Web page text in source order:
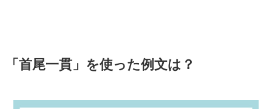
「首尾一貫」を使った例文は？